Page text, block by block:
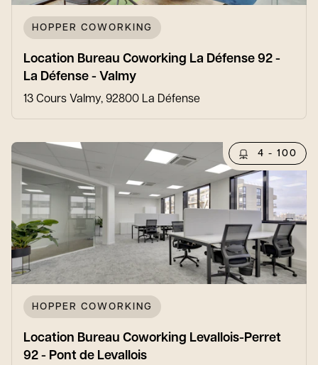
HOPPER COWORKING
Location Bureau Coworking La Défense 92 -
La Défense - Valmy
13 Cours Valmy, 92800 La Défense
4 - 100
HOPPER COWORKING
Location Bureau Coworking Levallois-Perret
92 - Pont de Levallois